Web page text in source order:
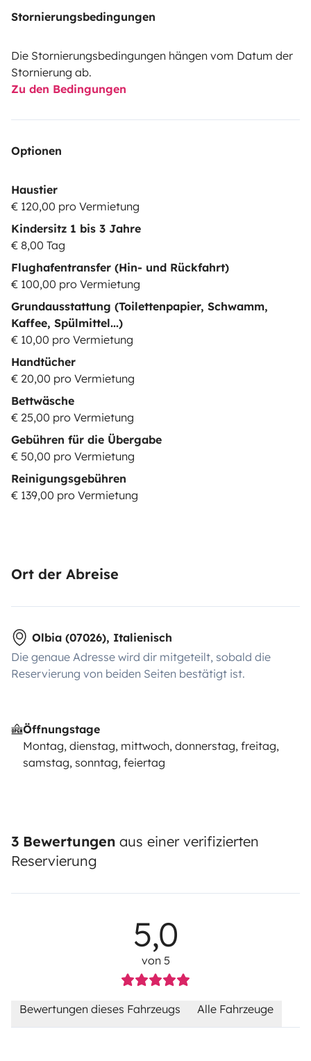
Stornierungsbedingungen
Die Stornierungsbedingungen hängen vom Datum der
Stornierung ab.
Zu den Bedingungen
Optionen
Haustier
€ 120,00 pro Vermietung
Kindersitz 1 bis 3 Jahre
€ 8,00 Tag
Flughafentransfer (Hin- und Rückfahrt)
€ 100,00 pro Vermietung
Grundausstattung (Toilettenpapier, Schwamm,
Kaffee, Spülmittel...)
€ 10,00 pro Vermietung
Handtücher
€ 20,00 pro Vermietung
Bettwäsche
€ 25,00 pro Vermietung
Gebühren für die Übergabe
€ 50,00 pro Vermietung
Reinigungsgebühren
€ 139,00 pro Vermietung
Ort der Abreise
Olbia (07026), Italienisch
Die genaue Adresse wird dir mitgeteilt, sobald die
Reservierung von beiden Seiten bestätigt ist.
Öffnungstage
Montag, dienstag, mittwoch, donnerstag, freitag,
samstag, sonntag, feiertag
3 Bewertungen aus einer verifizierten
Reservierung
5,0
von 5
Bewertungen dieses Fahrzeugs Alle Fahrzeuge